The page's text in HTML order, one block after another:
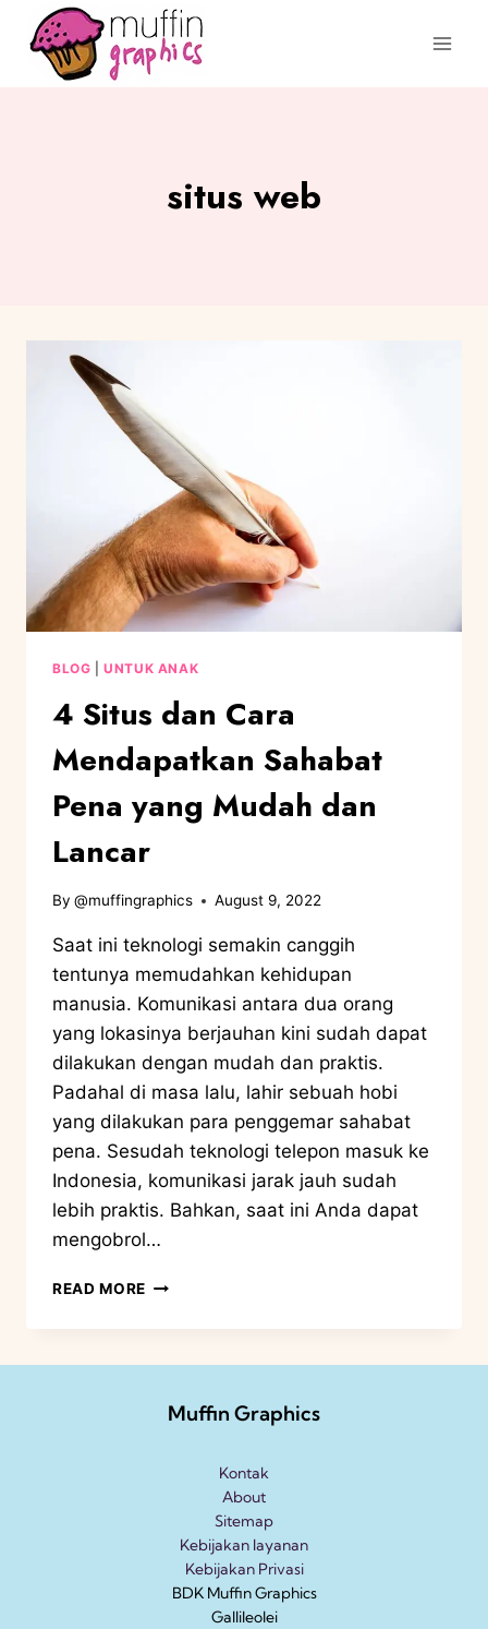
situs web
BLOG |UNTUK ANAK
4 Situs dan Cara
Mendapatkan Sahabat
Pena yang Mudah dan
Lancar
By @muffingraphics August 9, 2022
Saat ini teknologi semakin canggih
tentunya memudahkan kehidupan
manusia. Komunikasi antara dua orang
yang lokasinya berjauhan kini sudah dapat
dilakukan dengan mudah dan praktis.
Padahal di masa lalu, lahir sebuah hobi
yang dilakukan para penggemar sahabat
pena. Sesudah teknologi telepon masuk ke
Indonesia, komunikasi jarak jauh sudah
lebih praktis. Bahkan, saat ini Anda dapat
mengobrol…
READ MORE
Muffin Graphics
Kontak
About
Sitemap
Kebijakan layanan
Kebijakan Privasi
BDK Muffin Graphics
Gallileolei